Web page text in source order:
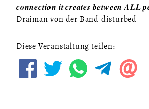
𝒄𝒐𝒏𝒏𝒆𝒄𝒕𝒊𝒐𝒏 𝒊𝒕 𝒄𝒓𝒆𝒂𝒕𝒆𝒔 𝒃𝒆𝒕𝒘𝒆𝒆𝒏 𝑨𝑳𝑳
Draiman von der Band disturbed
Diese Veranstaltung teilen: